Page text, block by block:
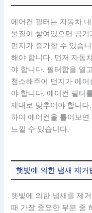
에어컨 필터는 자동차
물질이 쌓여있으면 공
먼지가 증가할 수 있습
해야 합니다. 먼저 자동
야 합니다. 필터함을 열
청소해주어 먼지가 에
야 합니다. 에어컨 필터
제대로 맞추어야 합니
하여 에어컨을 틀어보
느낄 수 있습니다.
햇빛에 의한 냄새 제거
햇빛에 의한 냄새를 제
때 가장 중요한 부분 중